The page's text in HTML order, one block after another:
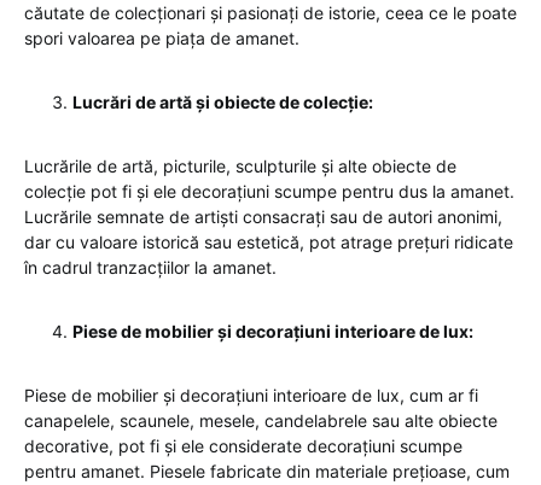
căutate de colecționari și pasionați de istorie, ceea ce le poate
spori valoarea pe piața de amanet.
Lucrări de artă și obiecte de colecție:
Lucrările de artă, picturile, sculpturile și alte obiecte de
colecție pot fi și ele decorațiuni scumpe pentru dus la amanet.
Lucrările semnate de artiști consacrați sau de autori anonimi,
dar cu valoare istorică sau estetică, pot atrage prețuri ridicate
în cadrul tranzacțiilor la amanet.
Piese de mobilier și decorațiuni interioare de lux:
Piese de mobilier și decorațiuni interioare de lux, cum ar fi
canapelele, scaunele, mesele, candelabrele sau alte obiecte
decorative, pot fi și ele considerate decorațiuni scumpe
pentru amanet. Piesele fabricate din materiale prețioase, cum